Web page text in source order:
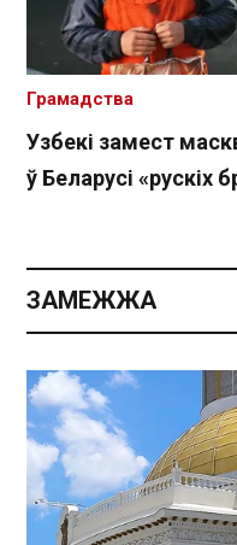
Узбекі замест
ў Беларусі «рускіх
Грамадства
ЗАМЕЖЖА